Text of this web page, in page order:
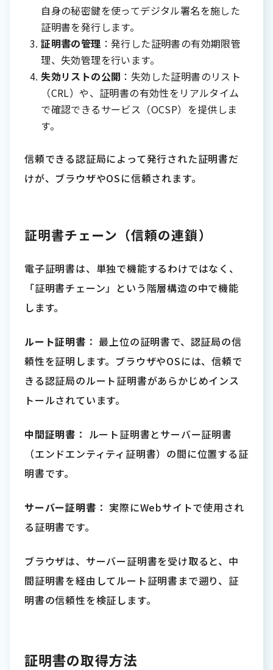
自身の秘密鍵を使ってデジタル署名を施した
証明書を発行します。
証明書の管理 ：発行した証明書の有効期限管
理、失効管理を行います。
失効リストの公開 ：失効した証明書のリスト
（CRL）や、証明書の有効性をリアルタイム
で確認できるサービス（OCSP）を提供しま
す。
信頼できる認証局によって発行された証明書だ
けが、ブラウザやOSに信頼されます。
証明書チェーン（信頼の連鎖）
電子証明書は、単独で機能するわけではなく、
「証明書チェーン」という階層構造の中で機能
します。
ルート証明書 ： 最上位の証明書で、認証局の信
頼性を証明します。ブラウザやOSには、信頼で
きる認証局のルート証明書があらかじめインス
トールされています。
中間証明書 ： ルート証明書とサーバー証明書
（エンドエンティティ証明書）の間に位置する証
明書です。
サーバー証明書 ： 実際にWebサイトで使用され
る証明書です。
ブラウザは、サーバー証明書を受け取ると、中
間証明書を経由してルート証明書まで遡り、証
明書の信頼性を検証します。
証明書の取得方法